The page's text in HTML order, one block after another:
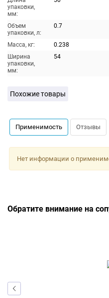
упаковки,
мм:
Объем
упаковки, л:
0.7
Масса, кг:
0.238
Ширина
упаковки,
мм:
54
Похожие товары
Применимость Отзывы
Нет информации о
Обратите внимание на